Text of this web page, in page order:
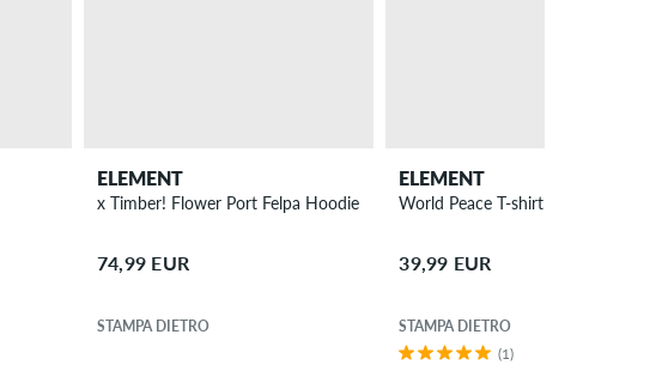
ELEMENT
x Timber! Flower Port Felpa Hoodie
74,99 EUR
STAMPA DIETRO
ELEMENT
World Peace T-shirt
39,99 EUR
STAMPA DIETRO
(1)